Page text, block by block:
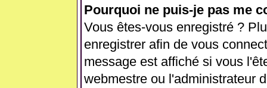
Pourquoi ne puis-je pas me
Vous êtes-vous enregistré ?
enregistrer afin de vous
message est affiché si vous
webmestre ou l'administrateur